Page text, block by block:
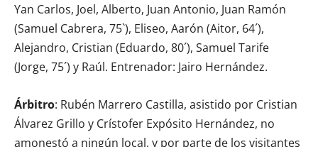
Yan Carlos, Joel, Alberto, Juan Antonio, Juan Ramón
(Samuel Cabrera, 75`), Eliseo, Aarón (Aitor, 64´),
Alejandro, Cristian (Eduardo, 80´), Samuel Tarife
(Jorge, 75´) y Raúl. Entrenador: Jairo Hernández.
Árbitro: Rubén Marrero Castilla, asistido por Cristian
Álvarez Grillo y Crístofer Expósito Hernández, no
amonestó a ningún local, y por parte de los visitantes